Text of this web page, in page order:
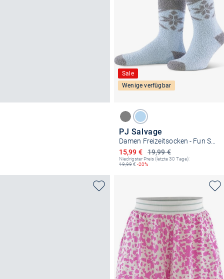
Sale
Wenige verfügbar
PJ Salvage
Damen Freizeitsocken - Fun Socks
19,99 €
Ermäßigter Preis
15,99 €
Niedrigster Preis (letzte 30 Tage):
19,99€ -20%